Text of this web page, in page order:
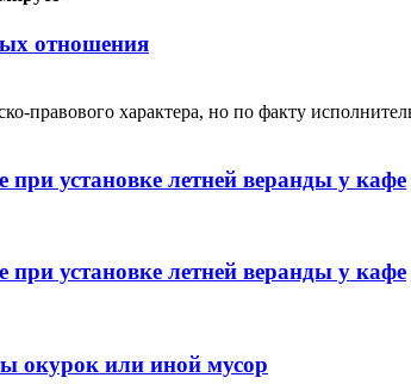
отношения
правового характера, но по факту
установке летней веранды у кафе
установке летней веранды у кафе
или иной мусор